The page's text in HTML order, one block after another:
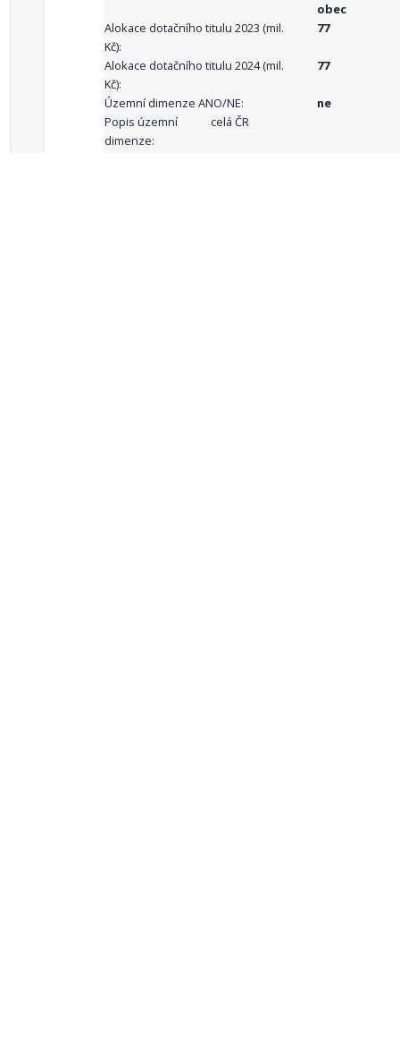
obec
Alokace dotačního titulu 2023 (mil.
Kč):
77
Alokace dotačního titulu 2024 (mil.
Kč):
77
Územní dimenze ANO/NE:
ne
Popis územní
dimenze:
celá ČR